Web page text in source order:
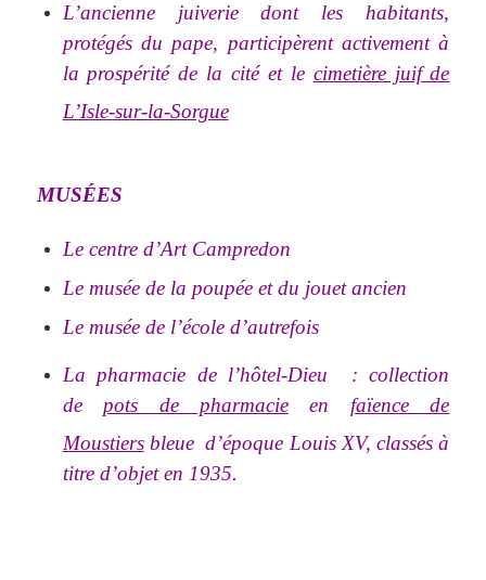
L’ancienne juiverie dont les habitants,
protégés du pape, participèrent activement à
la prospérité de la cité et le cimetière juif de
L’Isle-sur-la-Sorgue
MUSÉES
Le centre d’Art Campredon
Le musée de la poupée et du jouet ancien
Le musée de l’école d’autrefois
La pharmacie de l’hôtel-Dieu
: collection
de pots de pharmacie en faïence de
Moustiersbleue d’époque Louis XV, classés à
titre d’objet en 1935.